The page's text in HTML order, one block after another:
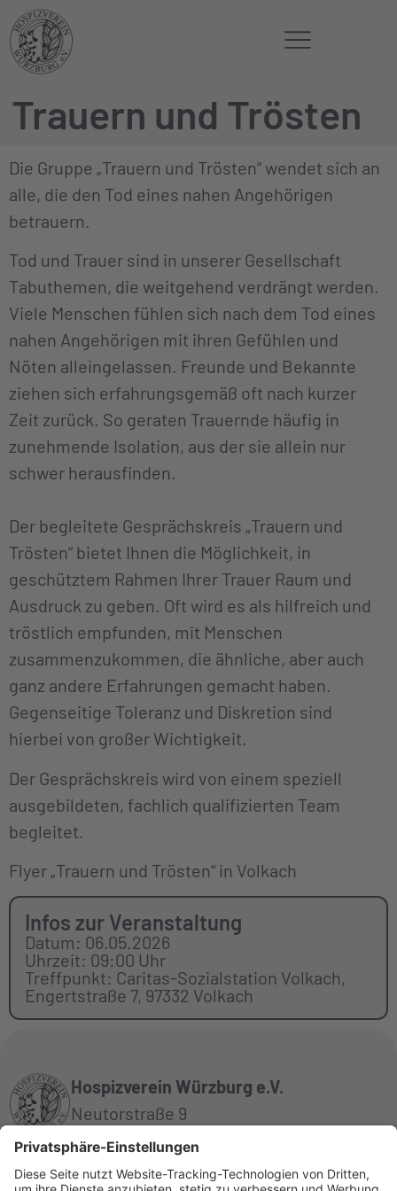
Trauern und Trösten
Die Gruppe „Trauern und Trösten“ wendet sich an
alle, die den Tod eines nahen Angehörigen
betrauern.
Tod und Trauer sind in unserer Gesellschaft
Tabuthemen, die weitgehend verdrängt werden.
Viele Menschen fühlen sich nach dem Tod eines
nahen Angehörigen mit ihren Gefühlen und
Nöten alleingelassen. Freunde und Bekannte
ziehen sich erfahrungsgemäß oft nach kurzer
Zeit zurück. So geraten Trauernde häufig in
zunehmende Isolation, aus der sie allein nur
schwer herausfinden.
Der begleitete Gesprächskreis „Trauern und
Trösten“ bietet Ihnen die Möglichkeit, in
geschütztem Rahmen Ihrer Trauer Raum und
Ausdruck zu geben. Oft wird es als hilfreich und
tröstlich empfunden, mit Menschen
zusammenzukommen, die ähnliche, aber auch
ganz andere Erfahrungen gemacht haben.
Gegenseitige Toleranz und Diskretion sind
hierbei von großer Wichtigkeit.
Der Gesprächskreis wird von einem speziell
ausgebildeten, fachlich qualifizierten Team
begleitet.
Flyer „Trauern und Trösten“ in Volkach
Infos zur Veranstaltung
Datum: 06.05.2026
Uhrzeit: 09:00 Uhr
Treffpunkt: Caritas-Sozialstation Volkach,
Engertstraße 7, 97332 Volkach
Hospizverein Würzburg e.V.
Neutorstraße 9
97070 Würzburg